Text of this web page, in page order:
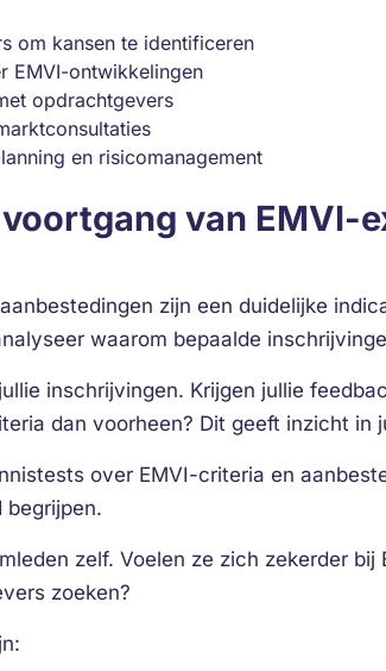
om kansen te identificeren
EMVI-ontwikkelingen
opdrachtgevers
en risicomanagement
van EMVI-
zijn een duidelijke
waarom bepaalde
inschrijvingen. Krijgen jullie
dan voorheen? Dit geeft inzicht in
over EMVI-criteria en
begrijpen.
zelf. Voelen ze zich zekerder
zoeken?